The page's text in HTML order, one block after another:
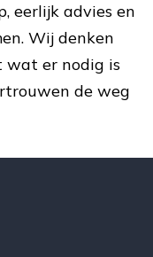
eerlijk advies en
Wij denken
wat er nodig is
de weg